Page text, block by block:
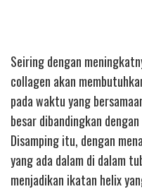
Seiring dengan
collagen akan
pada waktu yang
besar dibandingkan
Disamping itu, dengan
yang ada dalam di dalam
menjadikan ikatan helix